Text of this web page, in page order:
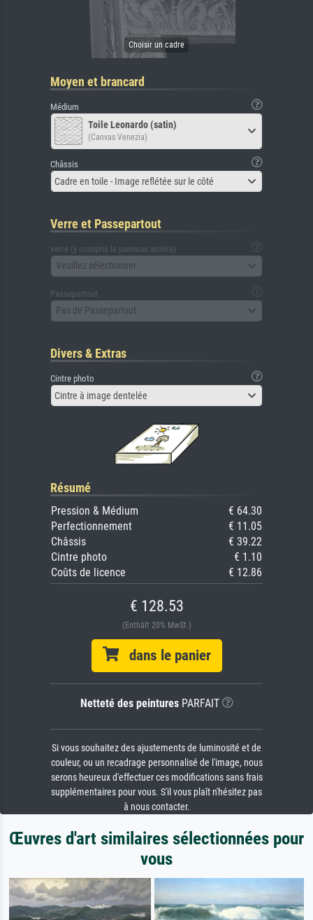
Moyen et brancard
Médium
Toile Leonardo (satin)
(Canvas Venezia)
Châssis
Cadre en toile - Image reflétée sur le côté
Verre et Passepartout
verre (y compris le panneau arrière)
Veuillez sélectionner
Passepartout
Pas de Passepartout
Divers & Extras
Cintre photo
Cintre à image dentelée
Résumé
Pression & Médium
€ 64.30
Perfectionnement
€ 11.05
Châssis
€ 39.22
Cintre photo
€ 1.10
Coûts de licence
€ 12.86
€ 128.53
(Enthält 20% MwSt.)
dans le panier
Netteté des peinturesPARFAIT
Si vous souhaitez des ajustements de luminosité et de
couleur, ou un recadrage personnalisé de l'image, nous
serons heureux d'effectuer ces modifications sans frais
supplémentaires pour vous. S'il vous plaît n'hésitez pas
à nous contacter.
Œuvres d'art similaires sélectionnées pour
vous